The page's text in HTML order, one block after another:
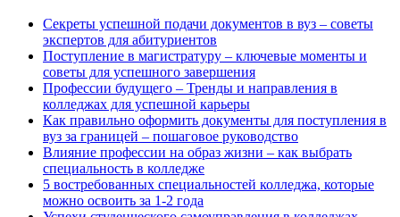
Секреты успешной подачи документов в вуз – советы
экспертов для абитуриентов
Поступление в магистратуру – ключевые моменты и
советы для успешного завершения
Профессии будущего – Тренды и направления в
колледжах для успешной карьеры
Как правильно оформить документы для поступления в
вуз за границей – пошаговое руководство
Влияние профессии на образ жизни – как выбрать
специальность в колледже
5 востребованных специальностей колледжа, которые
можно освоить за 1-2 года